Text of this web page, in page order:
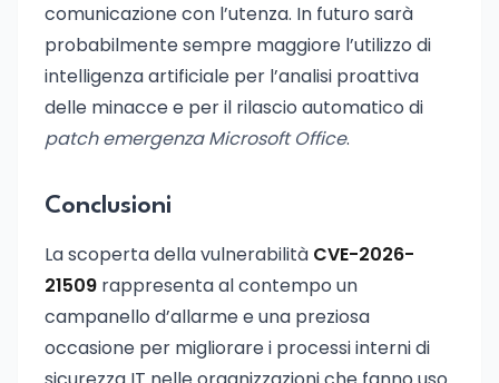
comunicazione con l’utenza. In futuro sarà
probabilmente sempre maggiore l’utilizzo di
intelligenza artificiale per l’analisi proattiva
delle minacce e per il rilascio automatico di
patch emergenza Microsoft Office.
Conclusioni
La scoperta della vulnerabilità CVE-2026-
21509 rappresenta al contempo un
campanello d’allarme e una preziosa
occasione per migliorare i processi interni di